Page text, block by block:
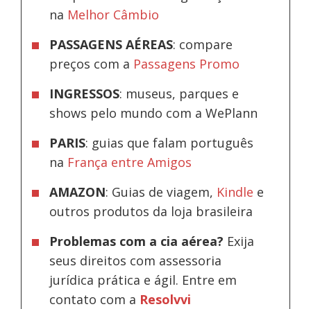
na Melhor Câmbio
PASSAGENS AÉREAS: compare
preços com a Passagens Promo
INGRESSOS: museus, parques e
shows pelo mundo com a WePlann
PARIS: guias que falam português
na França entre Amigos
AMAZON: Guias de viagem, Kindle e
outros produtos da loja brasileira
Problemas com a cia aérea? Exija
seus direitos com assessoria
jurídica prática e ágil. Entre em
contato com a Resolvvi